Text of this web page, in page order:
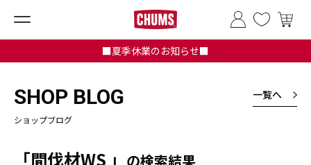
■夏季休業のお知らせ■
SHOP BLOG
ショップブログ
一覧へ
「間伐材WS 」 の検索結果